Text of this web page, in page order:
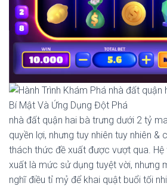
nhà đất quận hai bà trưng dưới 2 tỷ
quyền lợi, nhưng tuy nhiên tuy nhiên &
thách thức đề xuất được vượt qua. Hệ
xuất là mức sử dụng tuyệt vời, nhưng
nghĩ điều tỉ mỷ để khai quật buổi tối